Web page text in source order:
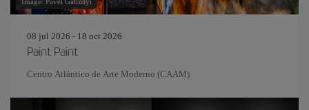
08 jul 2026 - 18 oct 2026
Paint Paint
Centro Atlántico de Arte Moderno (CAAM)